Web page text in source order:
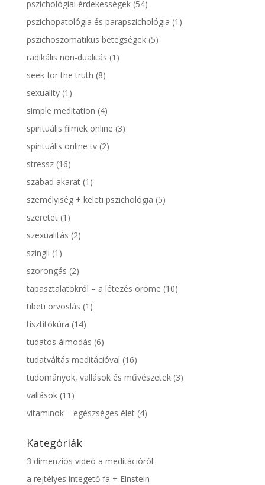
pszichológiai érdekességek(54)
pszichopatológia és parapszichológia (1)
pszichoszomatikus betegségek(5)
radikális non-dualitás (1)
seek for the truth (8)
sexuality(1)
simple meditation (4)
spirituális filmek online (3)
spirituális online tv(2)
stressz(16)
szabad akarat(1)
személyiség + keleti pszichológia (5)
szeretet(1)
szexualitás (2)
szingli (1)
szorongás (2)
tapasztalatokról – a létezés öröme (10)
tibeti orvoslás (1)
tisztítókúra (14)
tudatos álmodás (6)
tudatváltás meditációval (16)
tudományok, vallások és művészetek(3)
vallások(11)
vitaminok – egészséges élet(4)
Kategóriák
3 dimenziós videó a meditációról
a rejtélyes integető fa + Einstein